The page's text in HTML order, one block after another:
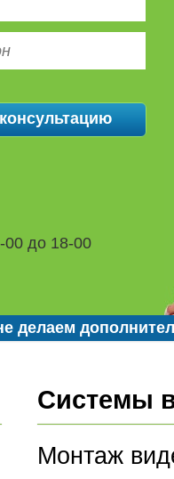
до 18-00
делаем
Системы
Монтаж